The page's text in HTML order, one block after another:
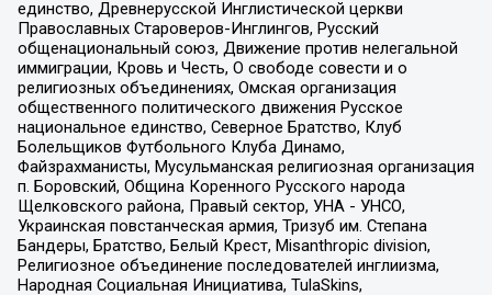
единство, Древнерусской Инглистической церкви
Православных Староверов-Инглингов, Русский
общенациональный союз, Движение против нелегальной
иммиграции, Кровь и Честь, О свободе совести и о
религиозных объединениях, Омская организация
общественного политического движения Русское
национальное единство, Северное Братство, Клуб
Болельщиков Футбольного Клуба Динамо,
Файзрахманисты, Мусульманская религиозная организация
п. Боровский, Община Коренного Русского народа
Щелковского района, Правый сектор, УНА - УНСО,
Украинская повстанческая армия, Тризуб им. Степана
Бандеры, Братство, Белый Крест, Misanthropic division,
Религиозное объединение последователей инглиизма,
Народная Социальная Инициатива, TulaSkins,